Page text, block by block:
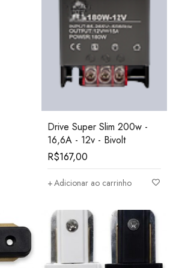
Drive Super Slim 200w -
16,6A - 12v - Bivolt
R$167,00
Adicionar ao carrinho